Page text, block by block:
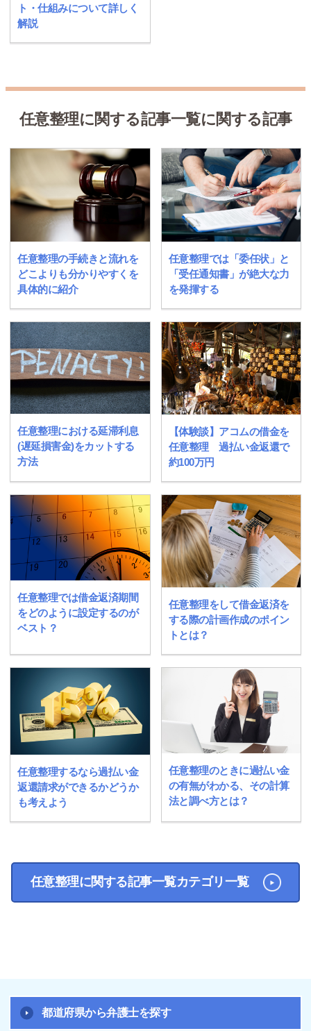
ト・仕組みについて詳しく
解説
任意整理に関する記事一覧に関する記事
任意整理の手続きと流れを
どこよりも分かりやすくを
具体的に紹介
任意整理では「委任状」と
「受任通知書」が絶大な力
を発揮する
任意整理における延滞利息
(遅延損害金)をカットする
方法
【体験談】アコムの借金を
任意整理 過払い金返還で
約100万円
任意整理では借金返済期間
をどのように設定するのが
ベスト？
任意整理をして借金返済を
する際の計画作成のポイン
トとは？
任意整理するなら過払い金
返還請求ができるかどうか
も考えよう
任意整理のときに過払い金
の有無がわかる、その計算
法と調べ方とは？
任意整理に関する記事一覧カテゴリ一覧
都道府県から弁護士を探す